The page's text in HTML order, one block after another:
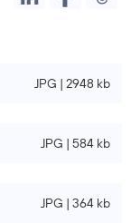
JPG | 2948 kb
JPG | 584 kb
JPG | 364 kb